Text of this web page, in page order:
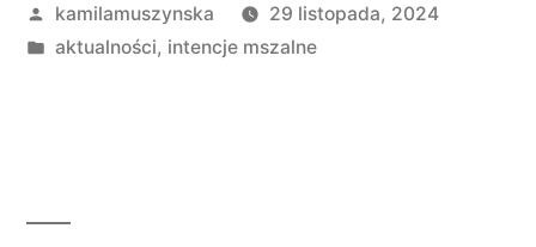
8
grudnia
Opublikowane
przez
kamilamuszynska
29 listopada, 2024
Opublikowano
aktualności, intencje mszalne